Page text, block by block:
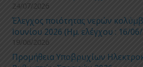
24/07/2026
Έλεγχος ποιότητας νερών
Ιουνίου 2026 (Ημ. ελέγχου : 16/
19/06/2026
Προμήθεια Υποβρυχίων